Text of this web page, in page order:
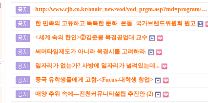
http://www.cjb.co.kr/onair_new/vod/vod_prgm.asp?md=program/…
한 민족의 고유하고 독특한 문화 -온돌- 국가브랜드위원회 원고
<세계 속의 한인>②김준봉 북경공업대 교수
써머타임제도가 아니라 북경시를 고려하라.
일자리가 없는가? 사방에 일자리가 널려있는데...
중국 유학생들에게 고함-<Fucus-대학생 창업>
매양 추위 속에---진천커뮤니티설립 추진안 (2)